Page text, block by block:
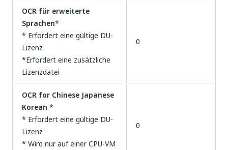
OCR für erweiterte
Sprachen*
* Erfordert eine gültige DU-
Lizenz
*Erfordert eine zusätzliche
Lizenzdatei
0
OCR for Chinese Japanese
Korean *
* Erfordert eine gültige DU-
Lizenz
* Wird nur auf einer CPU-VM
0